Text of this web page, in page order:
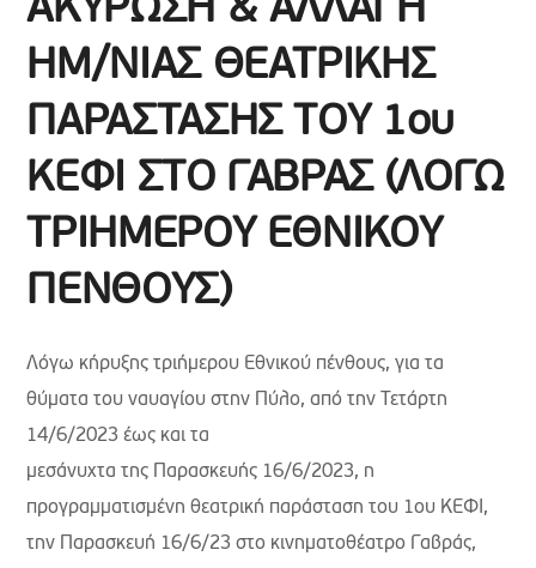
ΑΚΥΡΩΣΗ & AΛΛΑΓΗ
ΗΜ/ΝΙΑΣ ΘΕΑΤΡΙΚΗΣ
ΠΑΡΑΣΤΑΣΗΣ ΤΟΥ 1ου
ΚΕΦΙ ΣΤΟ ΓΑΒΡΑΣ (ΛΟΓΩ
ΤΡΙΗΜΕΡΟΥ ΕΘΝΙΚΟΥ
ΠΕΝΘΟΥΣ)
Λόγω κήρυξης τριήμερου Εθνικού πένθους, για τα
θύματα του ναυαγίου στην Πύλο, από την Τετάρτη
14/6/2023 έως και τα
μεσάνυχτα της Παρασκευής 16/6/2023, η
προγραμματισμένη θεατρική παράσταση του 1ου ΚΕΦΙ,
την Παρασκευή 16/6/23 στο κινηματοθέατρο Γαβράς,